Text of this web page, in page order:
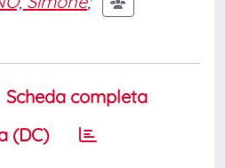
Scheda completa
(DC)